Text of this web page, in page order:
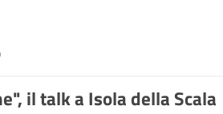
il talk a Isola della Scala